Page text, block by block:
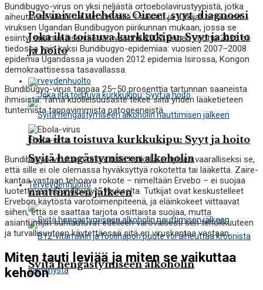
Joka ilta toistuva kurkkukipu: Syyt ja hoito
Terveydenhuolto
Syitä hengästymiseen alkoholin
nauttimisen jälkeen
Polviniveltulehdus: Oireet, syyt, diagnoosi
ja hoito
Joka ilta toistuva kurkkukipu: Syyt ja hoito
Terveydenhuolto
Syitä hengästymiseen alkoholin
Bundibugyo-virus on yksi neljästä ortoebolavirustyypistä, jotka
aiheuttavat ebola-taudin ihmisillä. Lääkärit ja tutkijat nimesivät
viruksen Ugandan Bundibugyon piirikunnan mukaan, jossa se
esiintyi ensimmäisen kerran vuonna 2007. Ennen vuotta 2026 oli
tiedossa vain kaksi Bundibugyo-epidemiaa: vuosien 2007–2008
epidemia Ugandassa ja vuoden 2012 epidemia Isirossa, Kongon
demokraattisessa tasavallassa.
Bundibugyo-virus tappaa 25–50 prosenttia tartunnan saaneista
ihmisistä. Tämä kuolleisuusaste tekee siitä yhden lääketieteen
tuntemista tappavimmista patogeeneistä.
Ebola-virus
Bundibugyo-viruksen tekee tällä hetkellä erityisen vaaralliseksi se,
että sille ei ole olemassa hyväksyttyä rokotetta tai lääkettä. Zaire-
kantaa vastaan tehoava rokote – nimeltään Ervebo – ei suojaa
luotettavasti Bundibugyo-virukselta. Tutkijat ovat keskustelleet
Ervebon käytöstä varotoimenpiteenä, ja eläinkokeet viittaavat
siihen, että se saattaa tarjota osittaista suojaa, mutta
asiantuntijat suhtautuvat edelleen varovaisesti sen tehokkuuteen
ja turvallisuuteen käytettäessä sitä eri viruskantaa vastaan.
Miten tauti leviää ja miten se vaikuttaa
kehoon